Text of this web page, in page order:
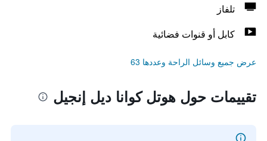
تلفاز
كابل أو قنوات فضائية
عرض جميع وسائل الراحة وعددها 63
تقييمات حول هوتل كوانا ديل إنجيل